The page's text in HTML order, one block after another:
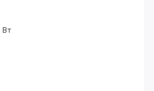
Вт